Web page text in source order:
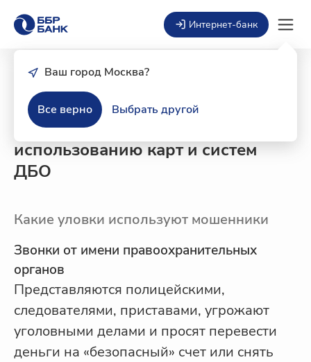
Интернет-банк
Ваш город Москва?
Все верно Выбрать другой
Меры по безопасному
использованию карт и систем
ДБО
Какие уловки используют мошенники
Звонки от имени правоохранительных
органов
Представляются полицейскими,
следователями, приставами, угрожают
уголовными делами и просят перевести
деньги на «безопасный» счет или снять